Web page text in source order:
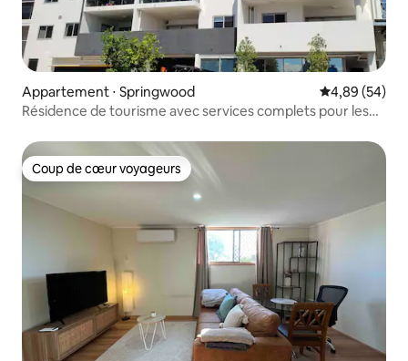
Appartement ⋅ Springwood Évaluation
4,89 (54)
Résidence de tourisme avec services complets pour les
Coup de cœur voyageurs
Coup de cœur voyageurs